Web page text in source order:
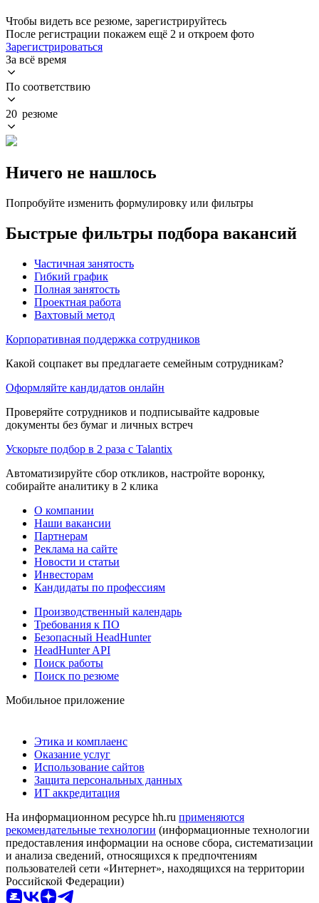
Чтобы видеть все резюме, зарегистрируйтесь
После регистрации покажем ещё 2 и откроем фото
Зарегистрироваться
За всё время
По соответствию
20 резюме
Ничего не нашлось
Попробуйте изменить формулировку или фильтры
Быстрые фильтры подбора вакансий
Частичная занятость
Гибкий график
Полная занятость
Проектная работа
Вахтовый метод
Корпоративная поддержка сотрудников
Какой соцпакет вы предлагаете семейным сотрудникам?
Оформляйте кандидатов онлайн
Проверяйте сотрудников и подписывайте кадровые
документы без бумаг и личных встреч
Ускорьте подбор в 2 раза с Talantix
Автоматизируйте сбор откликов, настройте воронку,
собирайте аналитику в 2 клика
О компании
Наши вакансии
Партнерам
Реклама на сайте
Новости и статьи
Инвесторам
Кандидаты по профессиям
Производственный календарь
Требования к ПО
Безопасный HeadHunter
HeadHunter API
Поиск работы
Поиск по резюме
Мобильное приложение
Этика и комплаенс
Оказание услуг
Использование сайтов
Защита персональных данных
ИТ аккредитация
На информационном ресурсе hh.ru применяются
рекомендательные технологии (информационные технологии
предоставления информации на основе сбора, систематизации
и анализа сведений, относящихся к предпочтениям
пользователей сети «Интернет», находящихся на территории
Российской Федерации)